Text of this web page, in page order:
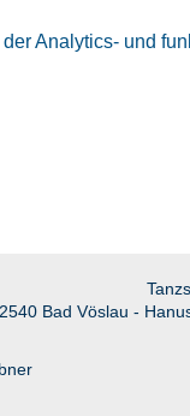
Analytics- und
2540 Bad Vöslau -